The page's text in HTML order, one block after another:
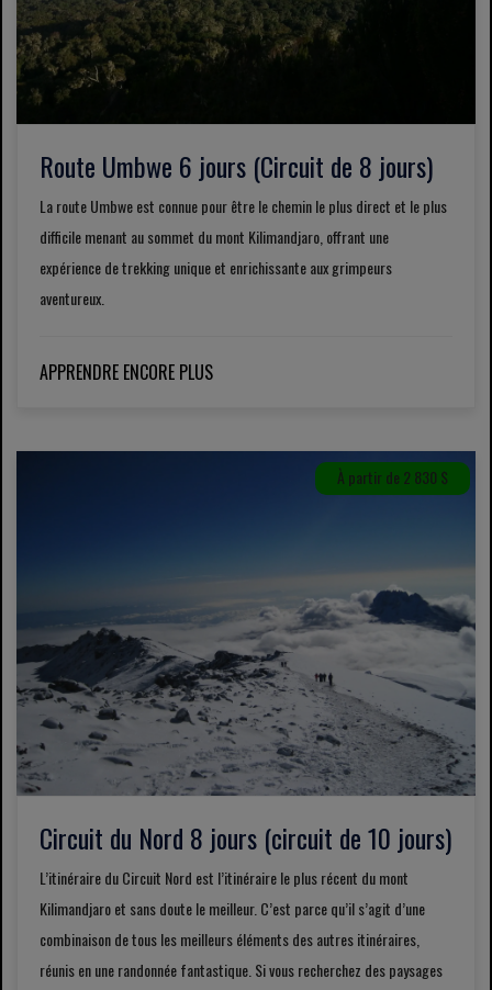
Route Umbwe 6 ​​jours (Circuit de 8 jours)
La route Umbwe est connue pour être le chemin le plus direct et le plus
difficile menant au sommet du mont Kilimandjaro, offrant une
expérience de trekking unique et enrichissante aux grimpeurs
aventureux.
APPRENDRE ENCORE PLUS
À partir de 2 830 $
Circuit du Nord 8 jours (circuit de 10 jours)
L’itinéraire du Circuit Nord est l’itinéraire le plus récent du mont
Kilimandjaro et sans doute le meilleur. C’est parce qu’il s’agit d’une
combinaison de tous les meilleurs éléments des autres itinéraires,
réunis en une randonnée fantastique. Si vous recherchez des paysages